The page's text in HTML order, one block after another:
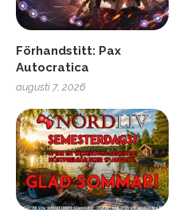
Förhandstitt: Pax
Autocratica
augusti 7, 2026